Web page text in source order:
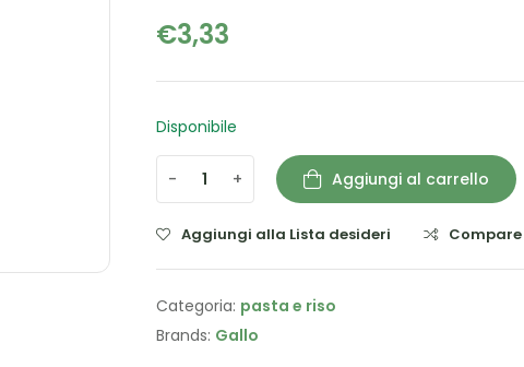
€3,33
Disponibile
- + Aggiungi al carrello
Aggiungi alla Lista desideri Compare
Categoria: pasta e riso
Brands: Gallo